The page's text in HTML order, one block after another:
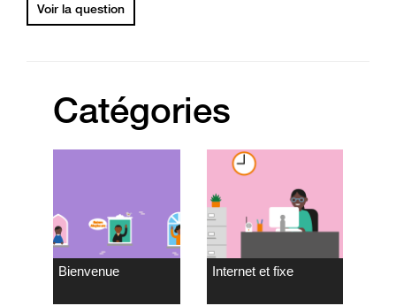
Voir la question
Catégories
Bienvenue Internet et fixe